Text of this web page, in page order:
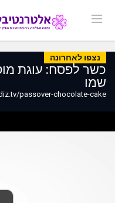
נצפו לאחרונה
כשר לפסח: עוגת
שמו
passover-chocolate-cake/